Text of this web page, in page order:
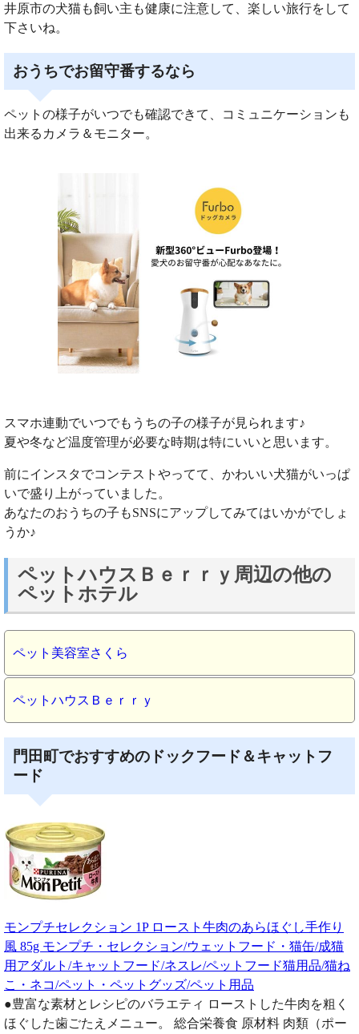
井原市の犬猫も飼い主も健康に注意して、楽しい旅行をして
下さいね。
おうちでお留守番するなら
ペットの様子がいつでも確認できて、コミュニケーションも
出来るカメラ＆モニター。
スマホ連動でいつでもうちの子の様子が見られます♪
夏や冬など温度管理が必要な時期は特にいいと思います。
前にインスタでコンテストやってて、かわいい犬猫がいっぱ
いで盛り上がっていました。
あなたのおうちの子もSNSにアップしてみてはいかがでしょ
うか♪
ペットハウスＢｅｒｒｙ周辺の他の
ペットホテル
ペット美容室さくら
ペットハウスＢｅｒｒｙ
門田町でおすすめのドックフード＆キャットフ
ード
モンプチセレクション 1P ロースト牛肉のあらほぐし手作り
風 85g モンプチ・セレクション/ウェットフード・猫缶/成猫
用アダルト/キャットフード/ネスレ/ペットフード猫用品/猫ね
こ・ネコ/ペット・ペットグッズ/ペット用品
●豊富な素材とレシピのバラエティ ローストした牛肉を粗く
ほぐした歯ごたえメニュー。 総合栄養食 原材料 肉類（ポー